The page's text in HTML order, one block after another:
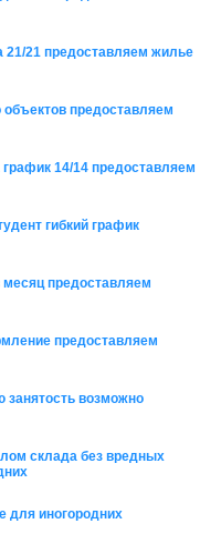
21/21 предоставляем жилье
предоставляем
14/14 предоставляем
гибкий график
месяц предоставляем
предоставляем
занятость возможно
склада без вредных
для иногородних